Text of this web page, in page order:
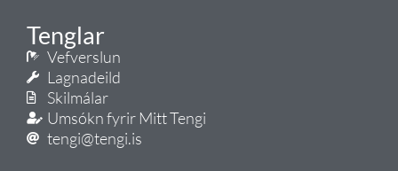
Tenglar
Vefverslun
Lagnadeild
Skilmálar
Umsókn fyrir Mitt Tengi
tengi@tengi.is